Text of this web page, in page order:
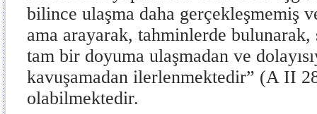
bilince ulaşma daha gerçekleşmemiş
ama arayarak, tahminlerde
tam bir doyuma ulaşmadan ve
kavuşamadan ilerlenmektedir” (A II
olabilmektedir.